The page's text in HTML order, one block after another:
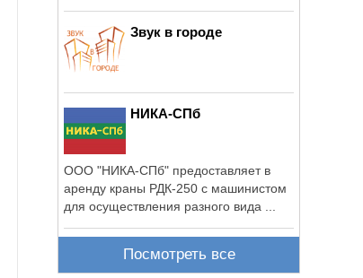
Звук в городе
НИКА-СПб
ООО "НИКА-СПб" предоставляет в
аренду краны РДК-250 с машинистом
для осуществления разного вида ...
Посмотреть все